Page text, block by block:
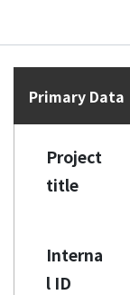
Primary Data
Project
title
Interna
l ID